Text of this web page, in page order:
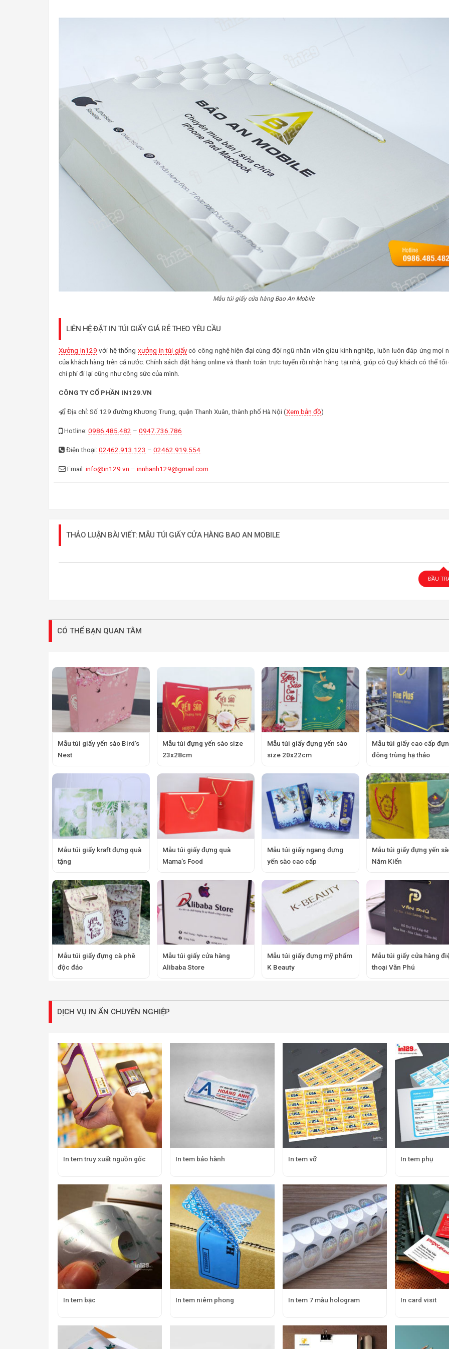
Mẫu túi giấy cửa hàng Bao An Mobile
LIÊN HỆ ĐẶT IN TÚI GIẤY GIÁ RẺ THEO YÊU CẦU
Xưởng In129 với hệ thống xưởng in túi giấycó công nghệ hiện đại cùng đội ngũ nhân viên giàu kinh nghiệp, luôn luôn đáp ứng mọi
của khách hàng trên cả nước. Chính sách đặt hàng online và thanh toán trực tuyến rồi nhận hàng tại nhà, giúp có Quý khách có thể tối
chi phí đi lại cũng như công sức của mình.
CÔNG TY CỔ PHẦN IN129.VN
Địa chỉ: Số 129 đường Khương Trung, quận Thanh Xuân, thành phố Hà Nội (Xem bản đồ)
Hotline: 0986.485.482 – 0947.736.786
Điện thoại: 02462.913.123 – 02462.919.554
Email: info@in129.vn – innhanh129@gmail.com
THẢO LUẬN BÀI VIẾT: MẪU TÚI GIẤY CỬA HÀNG BAO AN MOBILE
ĐẦU
CÓ THỂ BẠN QUAN TÂM
Mẫu túi giấy yến sào Bird’s
Nest
Mẫu túi đựng yến sào size
23x28cm
Mẫu túi giấy đựng yến sào
size 20x22cm
Mẫu túi giấy cao cấp
đông trùng hạ thảo
Mẫu túi giấy kraft đựng quà
tặng
Mẫu túi giấy đựng quà
Mama’s Food
Mẫu túi giấy ngang đựng
yến sào cao cấp
Mẫu túi giấy đựng yến
Năm Kiển
Mẫu túi giấy đựng cà phê
độc đáo
Mẫu túi giấy cửa hàng
Alibaba Store
Mẫu túi giấy đựng mỹ phẩm
K Beauty
Mẫu túi giấy cửa hàng
thoại Văn Phú
DỊCH VỤ IN ẤN CHUYÊN NGHIỆP
In tem truy xuất nguồn gốc In tem bảo hành In tem vỡ In tem phụ
In tem bạc In tem niêm phong In tem 7 màu hologram In card visit